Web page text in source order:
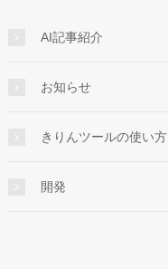
AI記事紹介
お知らせ
きりんツールの使い方
開発